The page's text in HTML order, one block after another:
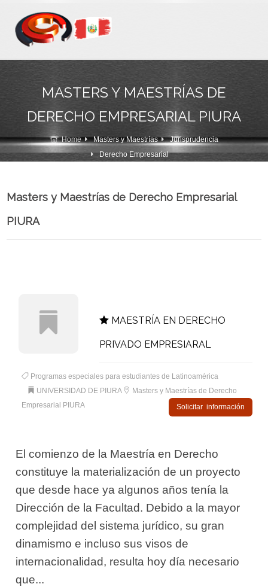
MASTERS Y MAESTRÍAS DE
DERECHO EMPRESARIAL PIURA
Home Masters y Maestrías
Jurisprudencia
Derecho Empresarial
Masters y Maestrías de Derecho Empresarial
PIURA
MAESTRÍA EN DERECHO
PRIVADO EMPRESIARAL
Programas especiales para estudiantes de Latinoamérica
UNIVERSIDAD DE PIURA
Masters y Maestrías de Derecho
Empresarial PIURA
Solicitar información
El comienzo de la Maestría en Derecho
constituye la materialización de un proyecto
que desde hace ya algunos años tenía la
Dirección de la Facultad. Debido a la mayor
complejidad del sistema jurídico, su gran
dinamismo e incluso sus visos de
internacionalidad, resulta hoy día necesario
que...